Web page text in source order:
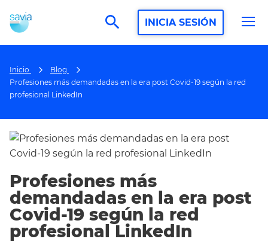
search INICIA SESIÓN
Inicio
Blog
Profesiones más demandadas en la era post Covid-19 según la red
profesional LinkedIn
Profesiones más
demandadas en la era post
Covid-19 según la red
profesional LinkedIn